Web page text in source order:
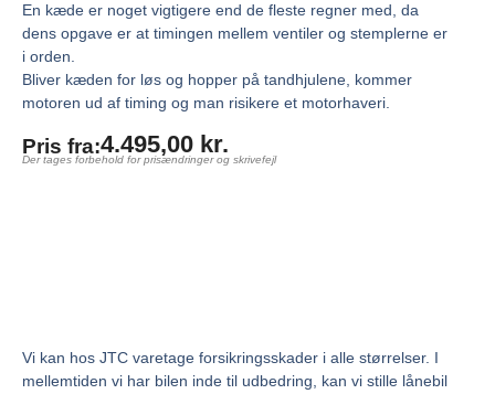
En kæde er noget vigtigere end de fleste regner med, da
dens opgave er at timingen mellem ventiler og stemplerne er
i orden.
Bliver kæden for løs og hopper på tandhjulene, kommer
motoren ud af timing og man risikere et motorhaveri.
Pris fra:4.495,00 kr.
Der tages forbehold for prisændringer og skrivefejl
Vi kan hos JTC varetage forsikringsskader i alle størrelser. I
mellemtiden vi har bilen inde til udbedring, kan vi stille lånebil